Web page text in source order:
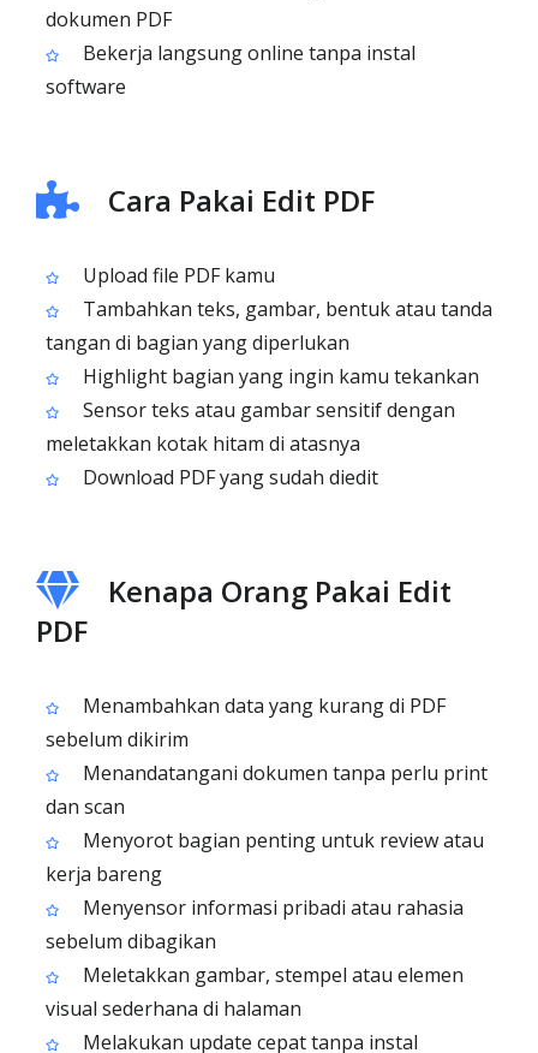
dokumen PDF
Bekerja langsung online tanpa instal
software
Cara Pakai Edit PDF
Upload file PDF kamu
Tambahkan teks, gambar, bentuk atau tanda
tangan di bagian yang diperlukan
Highlight bagian yang ingin kamu tekankan
Sensor teks atau gambar sensitif dengan
meletakkan kotak hitam di atasnya
Download PDF yang sudah diedit
Kenapa Orang Pakai Edit
PDF
Menambahkan data yang kurang di PDF
sebelum dikirim
Menandatangani dokumen tanpa perlu print
dan scan
Menyorot bagian penting untuk review atau
kerja bareng
Menyensor informasi pribadi atau rahasia
sebelum dibagikan
Meletakkan gambar, stempel atau elemen
visual sederhana di halaman
Melakukan update cepat tanpa instal